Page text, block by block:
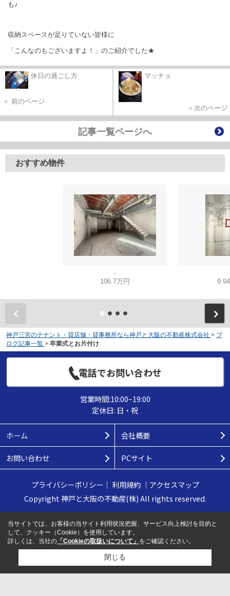
も♪
収納スペースが足りていない皆様に
「こんなのもございますよ！」のご紹介でした★
休日の過ごし方
＜ 前のページ
マッチョ
＞次のページ
記事一覧ページへ
おすすめ物件
-
106.7万円
神戸三宮のテナント・貸店舗・貸事務所なら神戸と大阪の不動産株式会社 > ブ
ログ記事一覧 > 卒業式とお片付け
電話でお問い合わせ
営業時間:10:00~19:00
定休日: 日・祝
ホーム 会社概要
お問い合わせ PCサイト
プライバシーポリシー ｜ 利用規約｜ アクセスマップ
Copyright 神戸と大阪の不動産(株) All rights reserved.
当サイトでは、お客様の当サイト利用状況把握、サービス向上検討を目的と
して、クッキー（Cookie）を使用しています。
詳しくは、当社の 「Cookieの取扱いについて」 をご確認ください。
閉じる